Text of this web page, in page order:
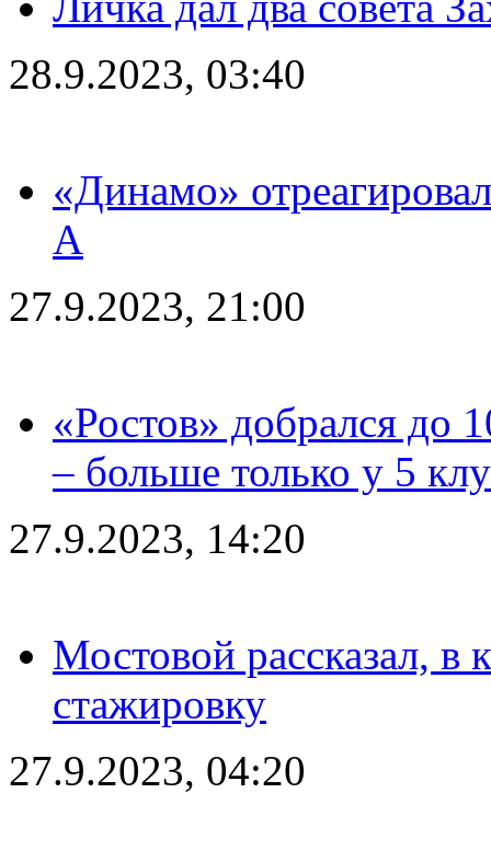
28.9.2023, 03:40
«Динамо»
А
27.9.2023, 21:00
«Ростов» добрался до
– больше только у 5
27.9.2023, 14:20
Мостовой рассказал, в
стажировку
27.9.2023, 04:20